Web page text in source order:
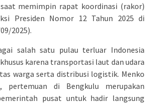
memimpin rapat koordinasi (rakor)
Presiden Nomor 12 Tahun 2025 di
2025).
salah satu pulau terluar Indonesia
karena transportasi laut dan udara
warga serta distribusi logistik. Menko
pertemuan di Bengkulu merupakan
pusat untuk hadir langsung